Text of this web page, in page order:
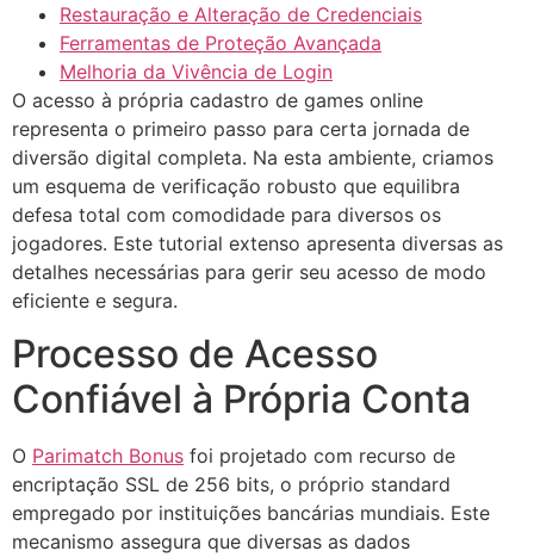
Restauração e Alteração de Credenciais
Ferramentas de Proteção Avançada
Melhoria da Vivência de Login
O acesso à própria cadastro de games online
representa o primeiro passo para certa jornada de
diversão digital completa. Na esta ambiente, criamos
um esquema de verificação robusto que equilibra
defesa total com comodidade para diversos os
jogadores. Este tutorial extenso apresenta diversas as
detalhes necessárias para gerir seu acesso de modo
eficiente e segura.
Processo de Acesso
Confiável à Própria Conta
O Parimatch Bonus foi projetado com recurso de
encriptação SSL de 256 bits, o próprio standard
empregado por instituições bancárias mundiais. Este
mecanismo assegura que diversas as dados